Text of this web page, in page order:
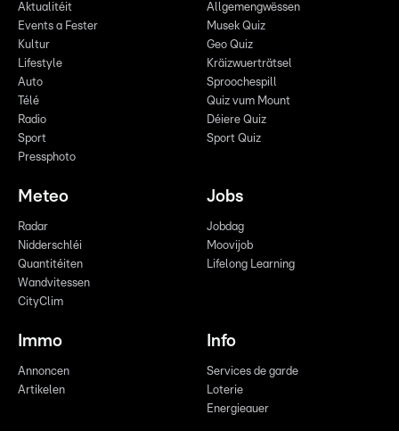
Aktualitéit
Events a Fester
Kultur
Lifestyle
Auto
Télé
Radio
Sport
Pressphoto
Allgemengwëssen
Musek Quiz
Geo Quiz
Kräizwuerträtsel
Sproochespill
Quiz vum Mount
Déiere Quiz
Sport Quiz
Meteo
Radar
Nidderschléi
Quantitéiten
Wandvitessen
CityClim
Jobs
Jobdag
Moovijob
Lifelong Learning
Immo
Annoncen
Artikelen
Info
Services de garde
Loterie
Energieauer